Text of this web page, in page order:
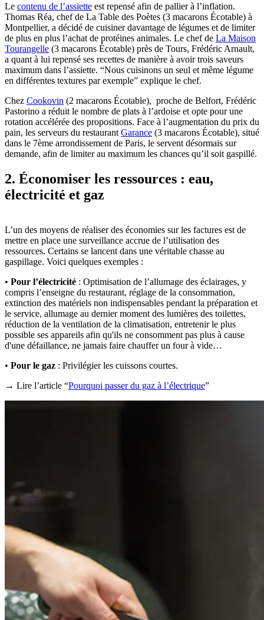
Le contenu de l’assiette est repensé afin de pallier à l’inflation.
Thomas Réa, chef de La Table des Poètes (3 macarons Écotable) à
Montpellier, a décidé de cuisiner davantage de légumes et de limiter
de plus en plus l’achat de protéines animales. Le chef de La Maison
Tourangelle (3 macarons Écotable) près de Tours, Frédéric Arnault,
a quant à lui repensé ses recettes de manière à avoir trois saveurs
maximum dans l’assiette. “Nous cuisinons un seul et même légume
en différentes textures par exemple” explique le chef.
Chez Cookovin (2 macarons Écotable), proche de Belfort, Frédéric
Pastorino a réduit le nombre de plats à l’ardoise et opte pour une
rotation accélérée des propositions. Face à l’augmentation du prix du
pain, les serveurs du restaurant Garance (3 macarons Écotable), situé
dans le 7ème arrondissement de Paris, le servent désormais sur
demande, afin de limiter au maximum les chances qu’il soit gaspillé.
2. Économiser les ressources : eau,
électricité et gaz
L’un des moyens de réaliser des économies sur les factures est de
mettre en place une surveillance accrue de l’utilisation des
ressources. Certains se lancent dans une véritable chasse au
gaspillage. Voici quelques exemples :
• Pour l’électricité : Optimisation de l’allumage des éclairages, y
compris l’enseigne du restaurant, réglage de la consommation,
extinction des matériels non indispensables pendant la préparation et
le service, allumage au dernier moment des lumières des toilettes,
réduction de la ventilation de la climatisation, entretenir le plus
possible ses appareils afin qu'ils ne consomment pas plus à cause
d'une défaillance, ne jamais faire chauffer un four à vide…
• Pour le gaz : Privilégier les cuissons courtes.
→ Lire l’article “Pourquoi passer du gaz à l’électrique”